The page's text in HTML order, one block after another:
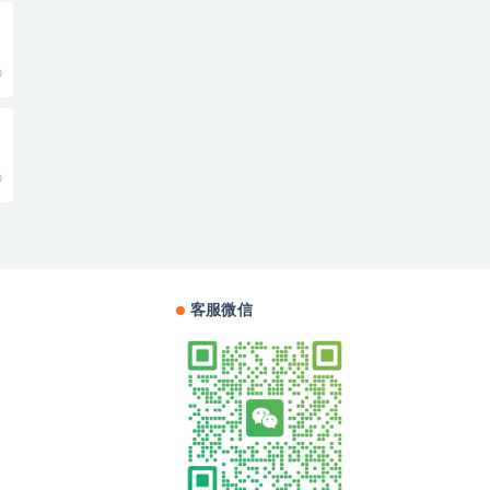
客服微信